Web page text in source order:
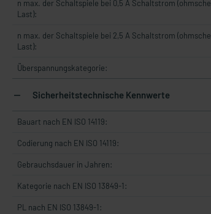
n max. der Schaltspiele bei 0,5 A Schaltstrom (ohmsche
Last):
n max. der Schaltspiele bei 2,5 A Schaltstrom (ohmsche
Last):
Überspannungskategorie:
Sicherheitstechnische Kennwerte
Bauart nach EN ISO 14119:
Codierung nach EN ISO 14119:
Gebrauchsdauer in Jahren:
Kategorie nach EN ISO 13849-1:
PL nach EN ISO 13849-1: